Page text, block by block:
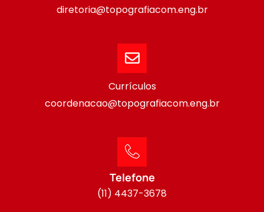
diretoria@topografiacom.eng.br
Currículos
coordenacao@topografiacom.eng.br
Telefone
(11) 4437-3678